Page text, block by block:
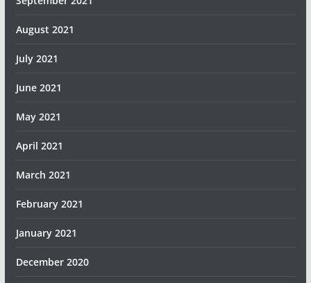
August 2021
July 2021
June 2021
May 2021
April 2021
March 2021
February 2021
January 2021
December 2020